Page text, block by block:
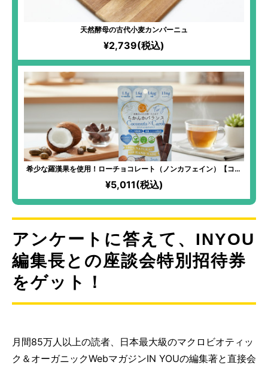
天然酵母の古代小麦カンパーニュ
¥2,739(税込)
希少な羅漢果を使用！ローチョコレート（ノンカフェイン）【ココ
ナッツ】
¥5,011(税込)
アンケートに答えて、INYOU
編集長との座談会特別招待券
をゲット！
月間85万人以上の読者、日本最大級のマクロビオティッ
ク＆オーガニックWebマガジンIN YOUの編集著と直接会